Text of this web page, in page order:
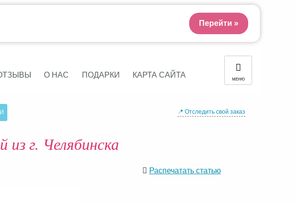
О НАС ПОДАРКИ КАРТА САЙТА МЕНЮ
📍 Отследить свой заказ
г. Челябинска
Распечатать статью
Перейти »